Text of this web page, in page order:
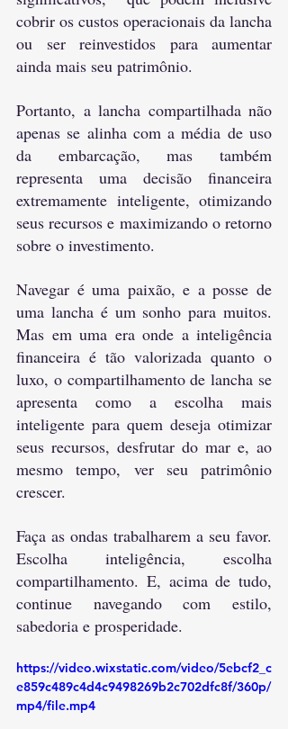
cobrir os custos operacionais da lancha
ou ser reinvestidos para aumentar
ainda mais seu patrimônio.
Portanto, a lancha compartilhada não
apenas se alinha com a média de uso
da embarcação, mas também
representa uma decisão financeira
extremamente inteligente, otimizando
seus recursos e maximizando o retorno
sobre o investimento.
Navegar é uma paixão, e a posse de
uma lancha é um sonho para muitos.
Mas em uma era onde a inteligência
financeira é tão valorizada quanto o
luxo, o compartilhamento de lancha se
apresenta como a escolha mais
inteligente para quem deseja otimizar
seus recursos, desfrutar do mar e, ao
mesmo tempo, ver seu patrimônio
crescer.
Faça as ondas trabalharem a seu favor.
Escolha inteligência, escolha
compartilhamento. E, acima de tudo,
continue navegando com estilo,
sabedoria e prosperidade.
https://video.wixstatic.com/video/5ebcf2_c
e859c489c4d4c9498269b2c702dfc8f/360p/
mp4/file.mp4